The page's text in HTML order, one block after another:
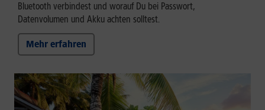
Bluetooth verbindest und worauf Du bei Passwort,
Datenvolumen und Akku achten solltest.
Mehr erfahren